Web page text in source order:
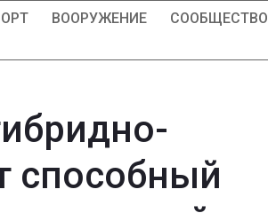
ВООРУЖЕНИЕ
СООБЩЕСТВО
способный